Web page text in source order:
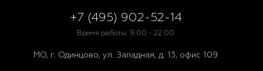
+7 (495) 902-52-14
Время работы: 9:00 - 22:00
МО, г. Одинцово, ул. Западная, д. 13, офис 109